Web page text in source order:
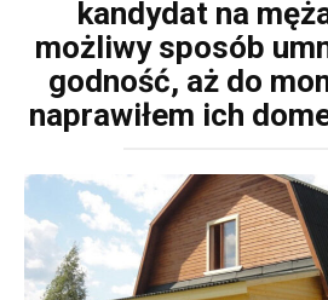
kandydat na
możliwy sposób
godność, aż do
naprawiłem ich